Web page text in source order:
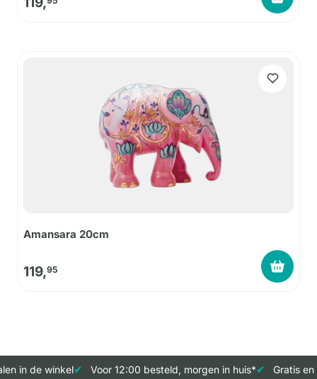
Amansara 20cm
119,95
in de winkel Voor 12:00 besteld, morgen in huis* Gratis en